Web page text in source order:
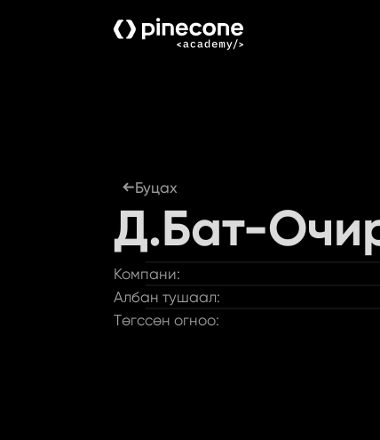
Буцах
Д.Бат-
Компани:
Албан тушаал:
Төгссөн огноо: